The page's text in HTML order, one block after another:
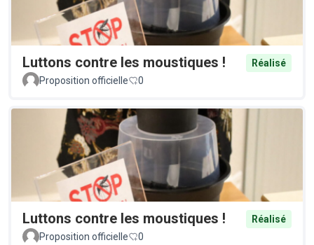
Luttons contre les moustiques !
Réalisé
Proposition officielle
0
Luttons contre les moustiques !
Réalisé
Proposition officielle
0